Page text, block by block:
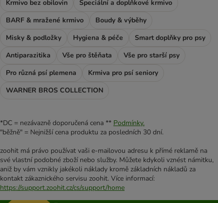
Krmivo bez obilovin
Speciální a doplňkové krmivo
BARF & mražené krmivo
Boudy & výběhy
Misky & podložky
Hygiena & péče
Smart doplňky pro psy
Antiparazitika
Vše pro štěňata
Vše pro starší psy
Pro různá psí plemena
Krmiva pro psí seniory
WARNER BROS COLLECTION
*DC = nezávazně doporučená cena ** Podmínky.
"běžně" = Nejnižší cena produktu za posledních 30 dní.
zoohit má právo používat vaši e-mailovou adresu k přímé reklamě na
své vlastní podobné zboží nebo služby. Můžete kdykoli vznést námitku,
aniž by vám vznikly jakékoli náklady kromě základních nákladů za
kontakt zákaznického servisu zoohit. Více informací:
https://support.zoohit.cz/cs/support/home